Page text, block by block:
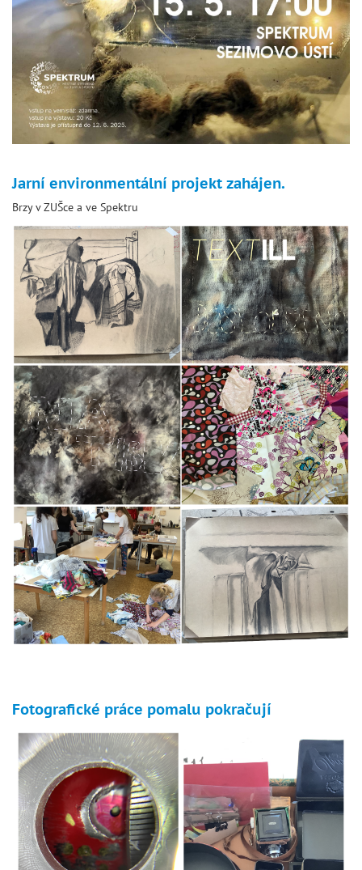
Jarní environmentální projekt zahájen.
Brzy v ZUŠce a ve Spektru
Fotografické práce pomalu pokračují